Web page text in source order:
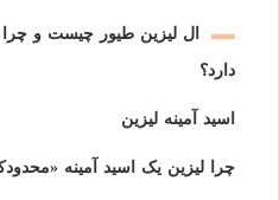
ال لیزین طیور چیست و چرا
دارد؟
اسید آمینه لیزین
چرا لیزین یک اسید آمینه